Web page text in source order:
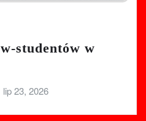
studentów w
lip 23, 2026